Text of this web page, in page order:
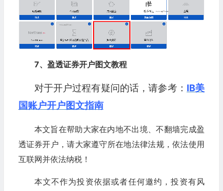
7、盈透证券开户图文教程
对于开户过程有疑问的话，请参考： IB美
国账户开户图文指南
本文旨在帮助大家在内地不出境、不翻墙完成盈
透证券开户，请大家遵守所在地法律法规，依法使用
互联网并依法纳税！
本文不作为投资依据或者任何邀约，投资有风